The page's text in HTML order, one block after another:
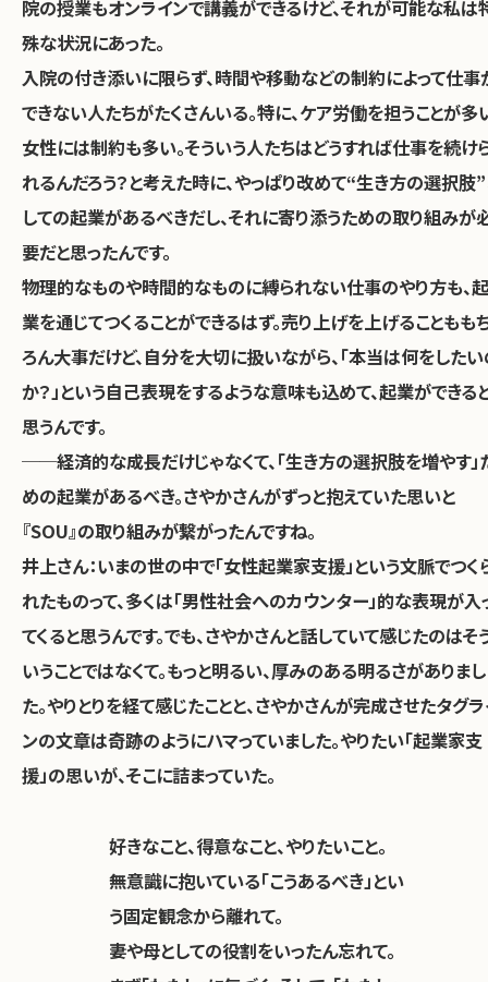
院の授業もオンラインで講義ができるけど、それが可能な私は
殊な状況にあった。
入院の付き添いに限らず、時間や移動などの制約によって仕事
できない人たちがたくさんいる。特に、ケア労働を担うことが多
女性には制約も多い。そういう人たちはどうすれば仕事を続け
れるんだろう？と考えた時に、やっぱり改めて“生き方の選択肢
しての起業があるべきだし、それに寄り添うための取り組みが
要だと思ったんです。
物理的なものや時間的なものに縛られない仕事のやり方も、起
業を通じてつくることができるはず。売り上げを上げることもも
ろん大事だけど、自分を大切に扱いながら、「本当は何をした
か？」という自己表現をするような意味も込めて、起業ができる
思うんです。
──経済的な成長だけじゃなくて、「生き方の選択肢を増やす」
めの起業があるべき。さやかさんがずっと抱えていた思いと
『SOU』の取り組みが繋がったんですね。
井上さん：いまの世の中で「女性起業家支援」という文脈でつく
れたものって、多くは「男性社会へのカウンター」的な表現が入
てくると思うんです。でも、さやかさんと話していて感じたのはそ
いうことではなくて。もっと明るい、厚みのある明るさがありまし
た。やりとりを経て感じたことと、さやかさんが完成させたタグ
ンの文章は奇跡のようにハマっていました。やりたい「起業家支
援」の思いが、そこに詰まっていた。
好きなこと、得意なこと、やりたいこと。
無意識に抱いている「こうあるべき」とい
う固定観念から離れて。
妻や母としての役割をいったん忘れて。